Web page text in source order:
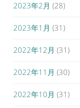
2023年2月 (28)
2023年1月 (31)
2022年12月 (31)
2022年11月 (30)
2022年10月 (31)